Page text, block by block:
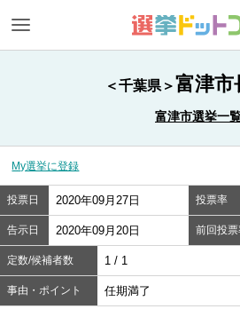
＜千葉県＞富津市
富津市選挙一
My選挙に登録
投票日 2020年09月27日 投票率
告示日 2020年09月20日 前回投
定数/候補者数 1 / 1
事由・ポイント 任期満了